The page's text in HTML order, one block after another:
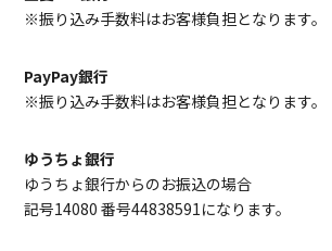
※振り込み手数料はお客様負担となります。
PayPay銀行
※振り込み手数料はお客様負担となります。
ゆうちょ銀行
ゆうちょ銀行からのお振込の場合
記号14080 番号44838591になります。